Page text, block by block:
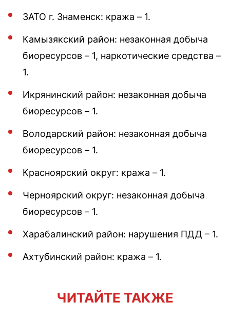
ЗАТО г. Знаменск: кража – 1.
Камызякский район: незаконная добыча
биоресурсов – 1, наркотические средства –
1.
Икрянинский район: незаконная добыча
биоресурсов – 1.
Володарский район: незаконная добыча
биоресурсов – 1.
Красноярский округ: кража – 1.
Черноярский округ: незаконная добыча
биоресурсов – 1.
Харабалинский район: нарушения ПДД – 1.
Ахтубинский район: кража – 1.
ЧИТАЙТЕ ТАКЖЕ